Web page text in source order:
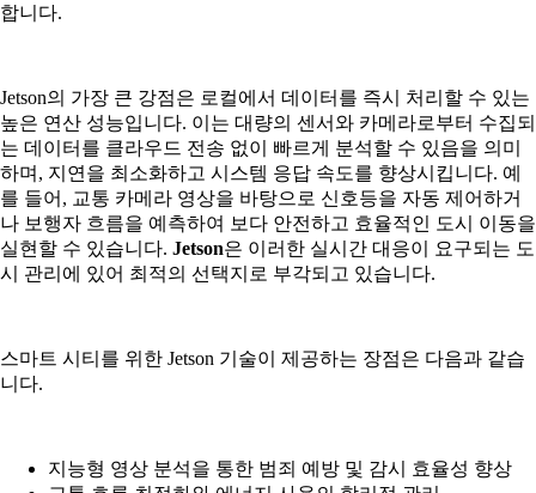
합니다.
Jetson의 가장 큰 강점은 로컬에서 데이터를 즉시 처리할 수 있는
높은 연산 성능입니다. 이는 대량의 센서와 카메라로부터 수집되
는 데이터를 클라우드 전송 없이 빠르게 분석할 수 있음을 의미
하며, 지연을 최소화하고 시스템 응답 속도를 향상시킵니다. 예
를 들어, 교통 카메라 영상을 바탕으로 신호등을 자동 제어하거
나 보행자 흐름을 예측하여 보다 안전하고 효율적인 도시 이동을
실현할 수 있습니다. Jetson은 이러한 실시간 대응이 요구되는 도
시 관리에 있어 최적의 선택지로 부각되고 있습니다.
스마트 시티를 위한 Jetson 기술이 제공하는 장점은 다음과 같습
니다.
지능형 영상 분석을 통한 범죄 예방 및 감시 효율성 향상